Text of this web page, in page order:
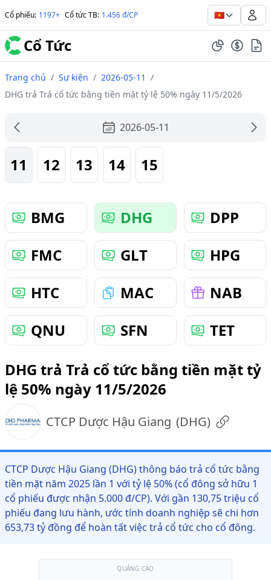
Cổ phiếu: 1197+ Cổ tức TB: 1.456 đ/CP 🇻🇳
Cổ Tức
Trang chủ / Sự kiện / 2026-05-11 /
DHG trả Trả cổ tức bằng tiền mặt tỷ lệ 50% ngày 11/5/2026
2026-05-11
11 12 13 14 15
BMG DHG
DPP
FMC
GLT
HPG
HTC
MAC
NAB
QNU
SFN
TET
DHG trả Trả cổ tức bằng tiền mặt tỷ
lệ 50% ngày 11/5/2026
CTCP Dược Hậu Giang (DHG)
CTCP Dược Hậu Giang (DHG) thông báo trả cổ tức bằng
tiền mặt năm 2025 lần 1 với tỷ lệ 50% (cổ đông sở hữu 1
cổ phiếu được nhận 5.000 đ/CP). Với gần 130,75 triệu cổ
phiếu đang lưu hành, ước tính doanh nghiệp sẽ chi hơn
653,73 tỷ đồng để hoàn tất việc trả cổ tức cho cổ đông.
QUẢNG CÁO